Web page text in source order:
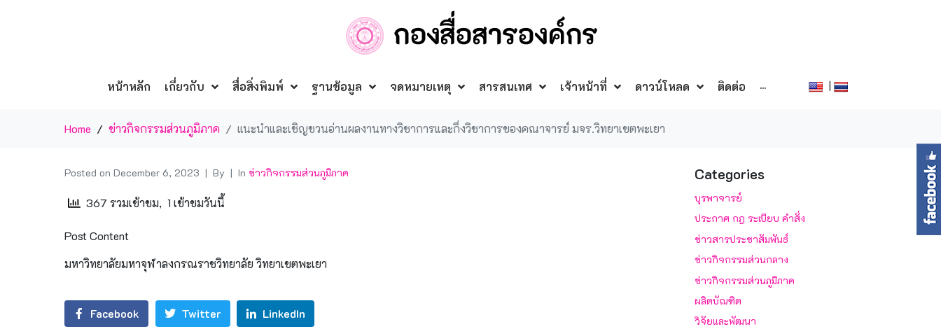
หน้าหลัก เกี่ยวกับ สื่อสิ่งพิมพ์ ฐานข้อมูล จดหมายเหตุ สารสนเทศ เจ้าหน้าที่ ดาวน์โหลด ติดต่อ ··· |
Home ข่าวกิจกรรมส่วนภูมิภาค แนะนำและเชิญชวนอ่านผลงานทางวิชาการและกึ่งวิชาการของคณาจารย์ มจร.วิทยาเขตพะเยา
Posted on December 6, 2023 By In ข่าวกิจกรรมส่วนภูมิภาค
367 รวมเข้าชม, 1 เข้าชมวันนี้
Post Content
มหาวิทยาลัยมหาจุฬาลงกรณราชวิทยาลัย วิทยาเขตพะเยา
Facebook Twitter LinkedIn
Categories
บุรพาจารย์
ประกาศ กฎ ระเบียบ คำสั่ง
ข่าวสารประชาสัมพันธ์
ข่าวกิจกรรมส่วนกลาง
ข่าวกิจกรรมส่วนภูมิภาค
ผลิตบัณฑิต
วิจัยและพัฒนา